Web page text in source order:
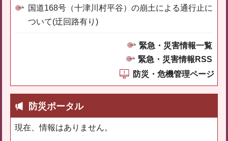
国道168号（十津川村平谷）の崩土による通行止に
ついて(迂回路有り)
緊急・災害情報一覧
緊急・災害情報RSS
防災・危機管理ページ
防災ポータル
現在、情報はありません。